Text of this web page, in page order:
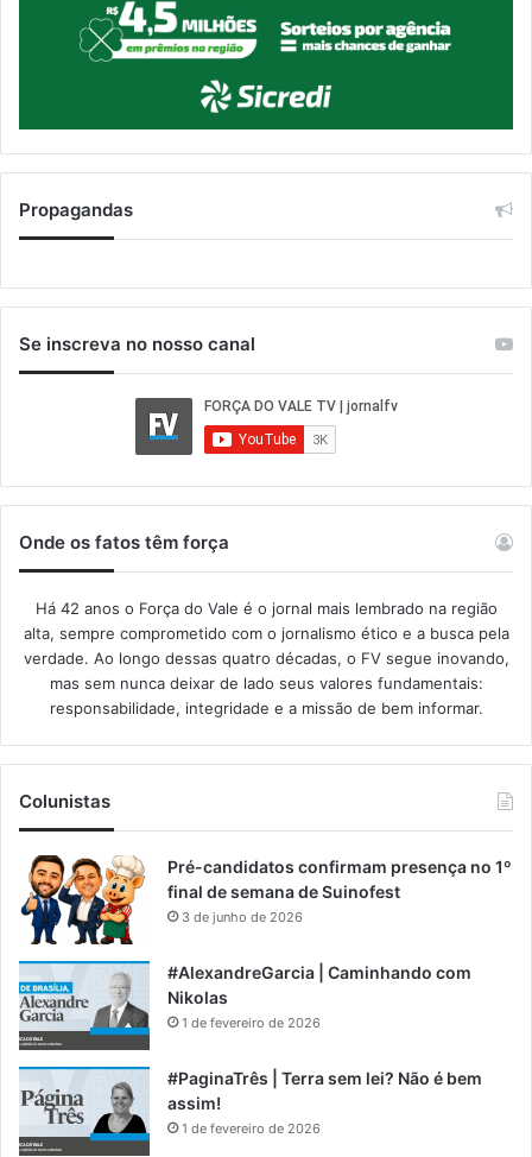
Propagandas
Se inscreva no nosso canal
Onde os fatos têm força
Há 42 anos o Força do Vale é o jornal mais lembrado na região
alta, sempre comprometido com o jornalismo ético e a busca pela
verdade. Ao longo dessas quatro décadas, o FV segue inovando,
mas sem nunca deixar de lado seus valores fundamentais:
responsabilidade, integridade e a missão de bem informar.​
Colunistas
Pré-candidatos confirmam presença no 1º
final de semana de Suinofest
3 de junho de 2026
#AlexandreGarcia | Caminhando com
Nikolas
1 de fevereiro de 2026
#PaginaTrês | Terra sem lei? Não é bem
assim!
1 de fevereiro de 2026